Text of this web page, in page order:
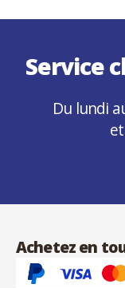
Service
Du lundi
Achetez en